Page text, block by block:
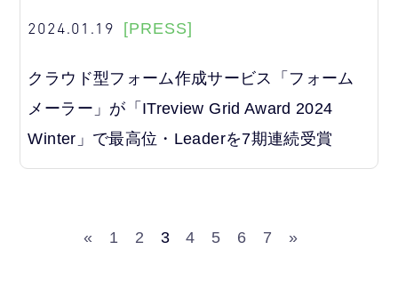
2024.01.19 [PRESS]
クラウド型フォーム作成サービス「フォーム
メーラー」が「ITreview Grid Award 2024
Winter」で最高位・Leaderを7期連続受賞
« 1 2 3 4 5 6 7 »